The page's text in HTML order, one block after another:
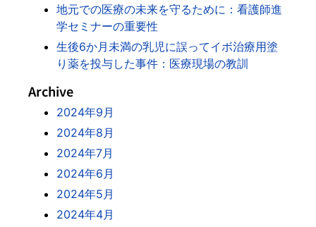
地元での医療の未来を守るために：看護師進
学セミナーの重要性
生後6か月未満の乳児に誤ってイボ治療用塗
り薬を投与した事件：医療現場の教訓
Archive
2024年9月
2024年8月
2024年7月
2024年6月
2024年5月
2024年4月